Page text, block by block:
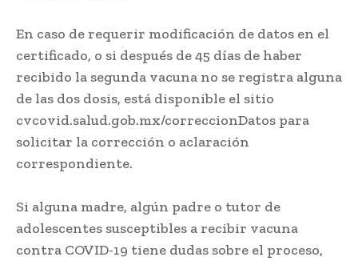
En caso de requerir modificación de datos en el
certificado, o si después de 45 días de haber
recibido la segunda vacuna no se registra alguna
de las dos dosis, está disponible el sitio
cvcovid.salud.gob.mx/correccionDatos para
solicitar la corrección o aclaración
correspondiente.
Si alguna madre, algún padre o tutor de
adolescentes susceptibles a recibir vacuna
contra COVID-19 tiene dudas sobre el proceso,